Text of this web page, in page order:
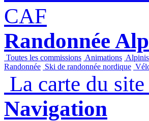
Randonnée
Toutes les commissions Animations
Randonnée Ski de randonnée nordique
La carte du site
Navigation